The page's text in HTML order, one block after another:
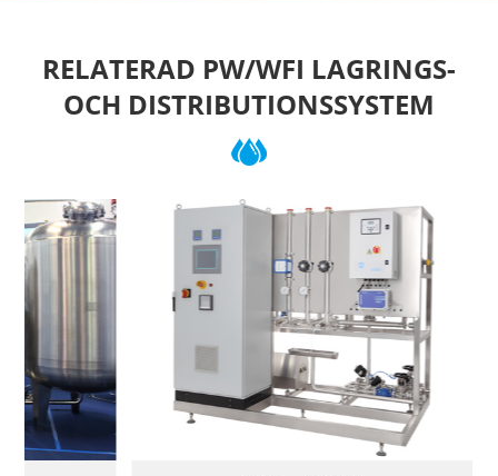
RELATERAD PW/WFI LAGRINGS-
OCH DISTRIBUTIONSSYSTEM